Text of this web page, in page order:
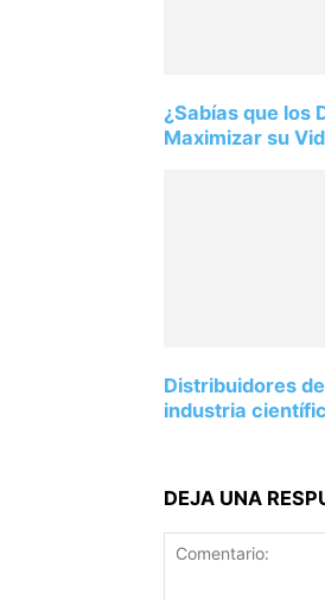
¿Sabías que los
Maximizar su
Distribuidores
industria
DEJA UNA